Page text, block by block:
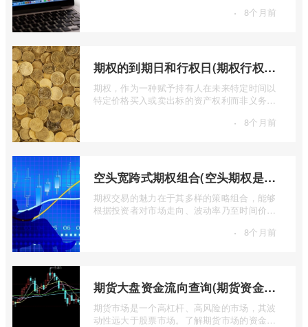
· 8个月前
期权的到期日和行权日(期权行权日到期虚值期权都将清零)
期权，作为一种赋予持有人在未来特定时间以
特定价格买入或卖出标的资产权利而非义务的
· 8个月前
空头宽跨式期权组合(空头期权是什么意思)
期权交易的魅力在于其多样的策略组合，能够
根据投资者对市场走向、波动率乃至时间价值
· 8个月前
期货大盘资金流向查询(期货资金流向查询)
期货市场是一个高杠杆、高风险的市场，其波
动性远大于股票市场。了解期货市场的资金流